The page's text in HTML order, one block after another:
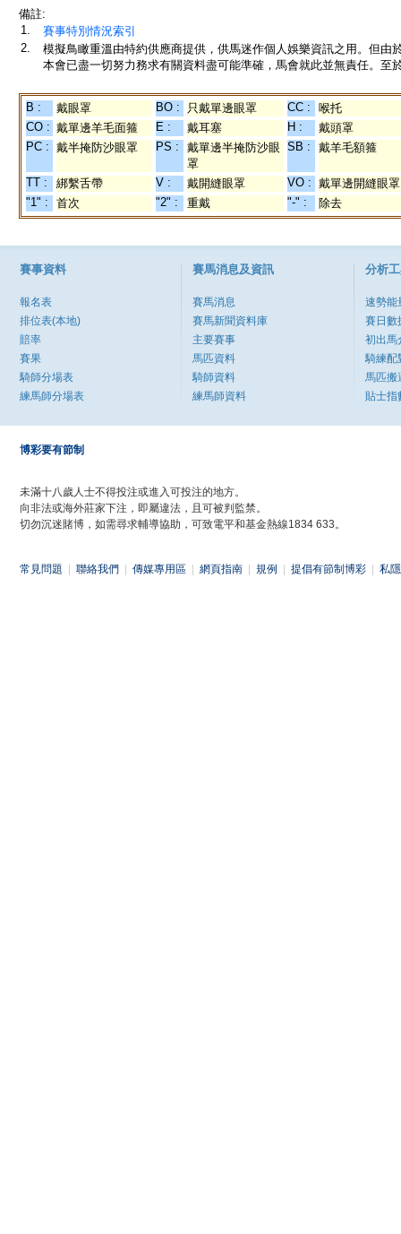
備註:
1.
賽事特別情況索引
2.
模擬鳥瞰重溫由特約供應商提供，供馬迷作個人娛樂資訊之用。但
本會已盡一切努力務求有關資料盡可能準確，馬會就此並無責任。至
B : 戴眼罩 BO : 只戴單邊眼罩 CC :
喉托
CO : 戴單邊羊毛面箍 E : 戴耳塞 H :
戴頭罩
PC : 戴半掩防沙眼罩 PS :
戴單邊半掩防沙眼
罩
SB : 戴羊毛額箍
TT : 綁繫舌帶 V : 戴開縫眼罩 VO : 戴單邊開縫眼罩
"1" :
首次 "2" : 重戴 "-" : 除去
賽事資料
報名表
排位表(本地)
賠率
賽果
騎師分場表
練馬師分場表
賽馬消息及資訊
賽馬消息
賽馬新聞資料庫
主要賽事
馬匹資料
騎師資料
練馬師資料
分析
速勢能
賽日數
初出馬
騎練配
馬匹搬
貼士指
博彩要有節制
未滿十八歲人士不得投注或進入可投注的地方。
向非法或海外莊家下注，即屬違法，且可被判監禁。
切勿沉迷賭博，如需尋求輔導協助，可致電平和基金熱線1834 633。
常見問題 聯絡我們 傳媒專用區 網頁指南 規例 提倡有節制博彩 私